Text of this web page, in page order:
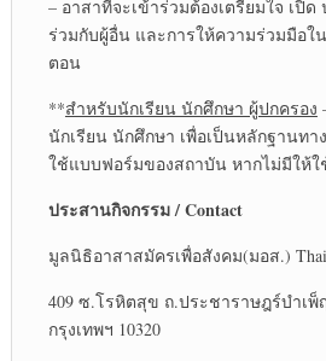
– อาสาที่จะเข้าร่วมต้องเตรียมใจ เปิ
ร่วมกับผู้อื่น และการให้ความร่วมมือ
ตอน
**สำหรับนักเรียน นักศึกษา ผู้ปกครอง
นักเรียน นักศึกษา เพื่อเป็นหลักฐานท
ใช้แบบฟอร์มของสถาบัน หากไม่มีให้
ประสานกิจกรรม/ Contact
มูลนิธิอาสาสมัครเพื่อสังคม(มอส.) Thai
409 ซ.โรหิตสุข ถ.ประชาราษฎร์บำเ
กรุงเทพฯ 10320